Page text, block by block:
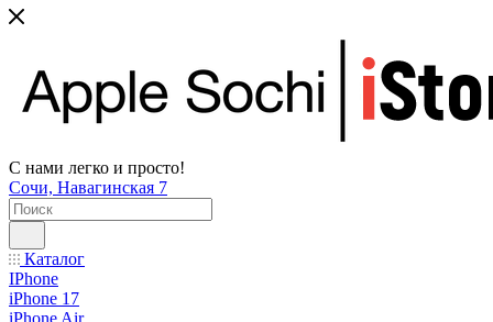
С нами легко и просто!
Сочи, Навагинская 7
Каталог
IPhone
iPhone 17
iPhone Air